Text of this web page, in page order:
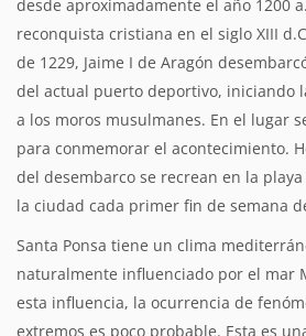
desde aproximadamente el año 1200
reconquista cristiana en el siglo XIII
de 1229, Jaime I de Aragón
del actual puerto deportivo, iniciando
a los moros musulmanes. En el lugar
para conmemorar el acontecimiento.
del desembarco se recrean en la
la ciudad cada primer fin de semana
Santa Ponsa tiene un clima
naturalmente influenciado por el mar
esta influencia, la ocurrencia de
extremos es poco probable. Esta es